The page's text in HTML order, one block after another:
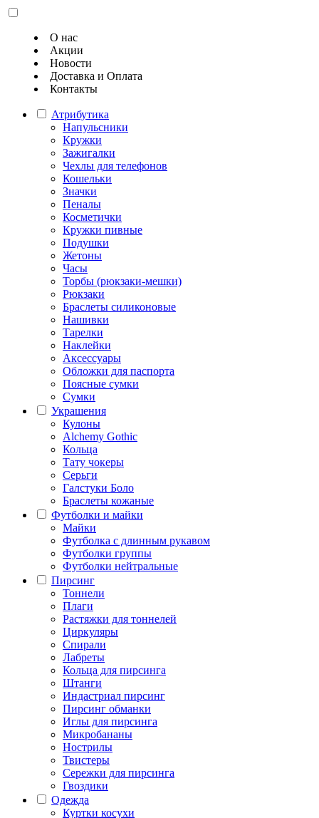
О нас
Акции
Новости
Доставка и Оплата
Контакты
Атрибутика
Напульсники
Кружки
Зажигалки
Чехлы для телефонов
Кошельки
Значки
Пеналы
Косметички
Кружки пивные
Подушки
Жетоны
Часы
Торбы (рюкзаки-мешки)
Рюкзаки
Браслеты силиконовые
Нашивки
Тарелки
Наклейки
Аксессуары
Обложки для паспорта
Поясные сумки
Сумки
Украшения
Кулоны
Alchemy Gothic
Кольца
Тату чокеры
Серьги
Галстуки Боло
Браслеты кожаные
Футболки и майки
Майки
Футболка с длинным рукавом
Футболки группы
Футболки нейтральные
Пирсинг
Тоннели
Плаги
Растяжки для тоннелей
Циркуляры
Спирали
Лабреты
Кольца для пирсинга
Штанги
Индастриал пирсинг
Пирсинг обманки
Иглы для пирсинга
Микробананы
Нострилы
Твистеры
Сережки для пирсинга
Гвоздики
Одежда
Куртки косухи